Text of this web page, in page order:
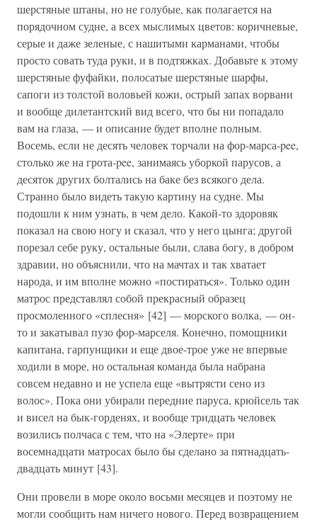
шерстяные штаны, но не голубые, как полагается на
порядочном судне, а всех мыслимых цветов: коричневые,
серые и даже зеленые, с нашитыми карманами, чтобы
просто совать туда руки, и в подтяжках. Добавьте к этому
шерстяные фуфайки, полосатые шерстяные шарфы,
сапоги из толстой воловьей кожи, острый запах ворвани
и вообще дилетантский вид всего, что бы ни попадало
вам на глаза, — и описание будет вполне полным.
Восемь, если не десять человек торчали на фор-марса-pee,
столько же на грота-pee, занимаясь уборкой парусов, а
десяток других болтались на баке без всякого дела.
Странно было видеть такую картину на судне. Мы
подошли к ним узнать, в чем дело. Какой-то здоровяк
показал на свою ногу и сказал, что у него цынга; другой
порезал себе руку, остальные были, слава богу, в добром
здравии, но объяснили, что на мачтах и так хватает
народа, и им вполне можно «постираться». Только один
матрос представлял собой прекрасный образец
просмоленного «сплесня» [42] — морского волка, — он-
то и закатывал пузо фор-марселя. Конечно, помощники
капитана, гарпунщики и еще двое-трое уже не впервые
ходили в море, но остальная команда была набрана
совсем недавно и не успела еще «вытрясти сено из
волос». Пока они убирали передние паруса, крюйсель так
и висел на бык-горденях, и вообще тридцать человек
возились полчаса с тем, что на «Элерте» при
восемнадцати матросах было бы сделано за пятнадцать-
двадцать минут [43].
Они провели в море около восьми месяцев и поэтому не
могли сообщить нам ничего нового. Перед возвращением